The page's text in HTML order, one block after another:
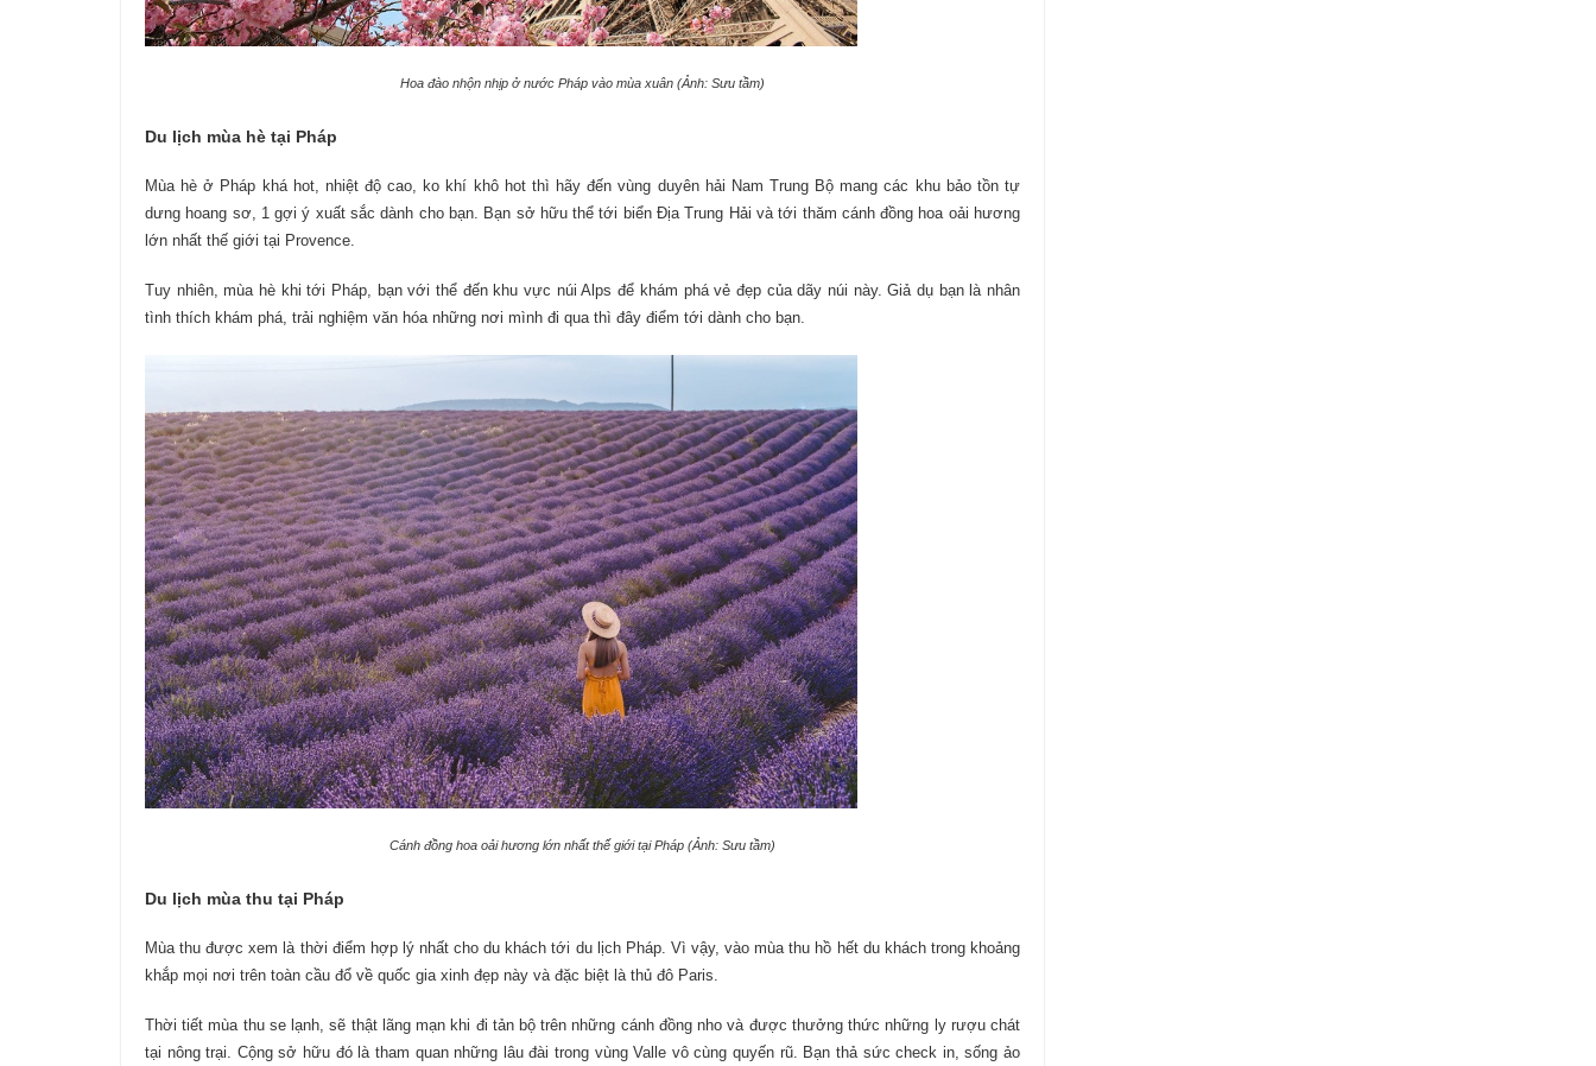
Hoa đào nhộn nhịp ở nước Pháp vào mùa xuân (Ảnh: Sưu tầm)
Du lịch mùa hè tại Pháp
Mùa hè ở Pháp khá hot, nhiệt độ cao, ko khí khô hot thì hãy đến vùng duyên hải Nam Trung Bộ mang các khu bảo tồn tự
dưng hoang sơ, 1 gợi ý xuất sắc dành cho bạn. Bạn sở hữu thể tới biển Địa Trung Hải và tới thăm cánh đồng hoa oải hương
lớn nhất thế giới tại Provence.
Tuy nhiên, mùa hè khi tới Pháp, bạn với thể đến khu vực núi Alps để khám phá vẻ đẹp của dãy núi này. Giả dụ bạn là nhân
tình thích khám phá, trải nghiệm văn hóa những nơi mình đi qua thì đây điểm tới dành cho bạn.
Cánh đồng hoa oải hương lớn nhất thế giới tại Pháp (Ảnh: Sưu tầm)
Du lịch mùa thu tại Pháp
Mùa thu được xem là thời điểm hợp lý nhất cho du khách tới du lịch Pháp. Vì vậy, vào mùa thu hồ hết du khách trong khoảng
khắp mọi nơi trên toàn cầu đổ về quốc gia xinh đẹp này và đặc biệt là thủ đô Paris.
Thời tiết mùa thu se lạnh, sẽ thật lãng mạn khi đi tản bộ trên những cánh đồng nho và được thưởng thức những ly rượu chát
tại nông trại. Cộng sở hữu đó là tham quan những lâu đài trong vùng Valle vô cùng quyến rũ. Bạn thả sức check in, sống ảo